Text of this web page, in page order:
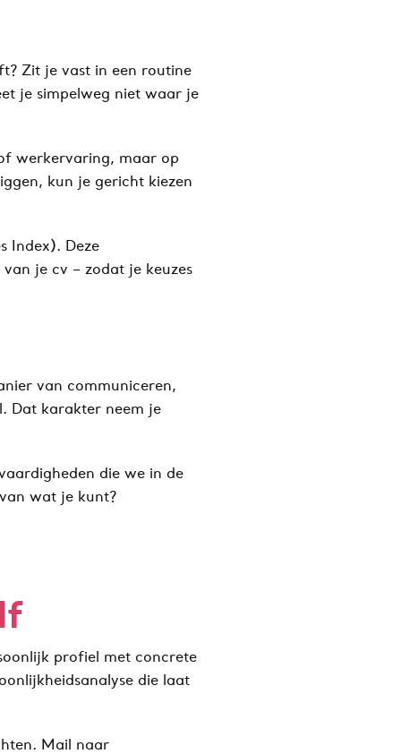
Zit je vast in een routine
je simpelweg niet waar je
werkervaring, maar op
kun je gericht kiezen
Index). Deze
je cv – zodat je keuzes
van communiceren,
Dat karakter neem je
die we in de
wat je kunt?
profiel met concrete
die laat
Mail naar